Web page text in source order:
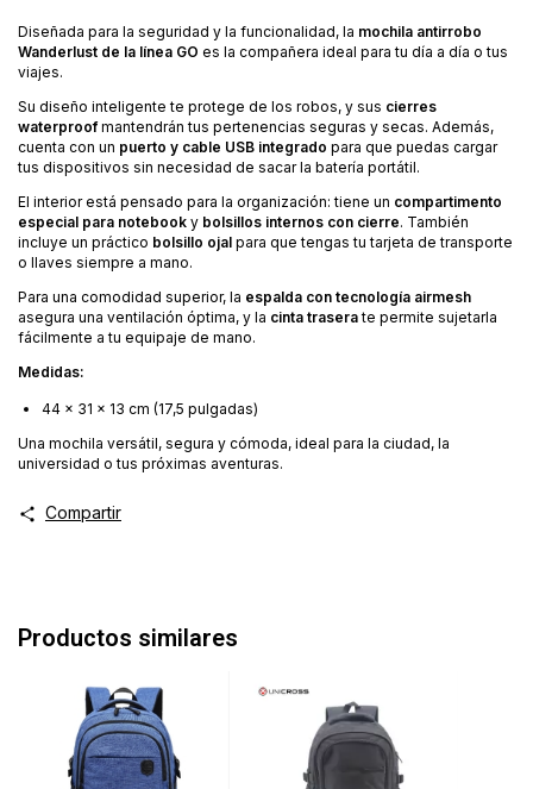
Diseñada para la seguridad y la funcionalidad, la mochila antirrobo
Wanderlust de la línea GO es la compañera ideal para tu día a día o tus
viajes.
Su diseño inteligente te protege de los robos, y sus cierres
waterproofmantendrán tus pertenencias seguras y secas. Además,
cuenta con un puerto y cable USB integrado para que puedas cargar
tus dispositivos sin necesidad de sacar la batería portátil.
El interior está pensado para la organización: tiene un compartimento
especial para notebook y bolsillos internos con cierre. También
incluye un práctico bolsillo ojal para que tengas tu tarjeta de transporte
o llaves siempre a mano.
Para una comodidad superior, la espalda con tecnología airmesh
asegura una ventilación óptima, y la cinta traserate permite sujetarla
fácilmente a tu equipaje de mano.
Medidas:
44 x 31 x 13 cm (17,5 pulgadas)
Una mochila versátil, segura y cómoda, ideal para la ciudad, la
universidad o tus próximas aventuras.
Compartir
Productos similares